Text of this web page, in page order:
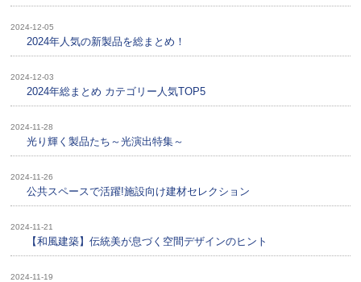
2024-12-05
2024年人気の新製品を総まとめ！
2024-12-03
2024年総まとめ カテゴリー人気TOP5
2024-11-28
光り輝く製品たち～光演出特集～
2024-11-26
公共スペースで活躍!施設向け建材セレクション
2024-11-21
【和風建築】伝統美が息づく空間デザインのヒント
2024-11-19